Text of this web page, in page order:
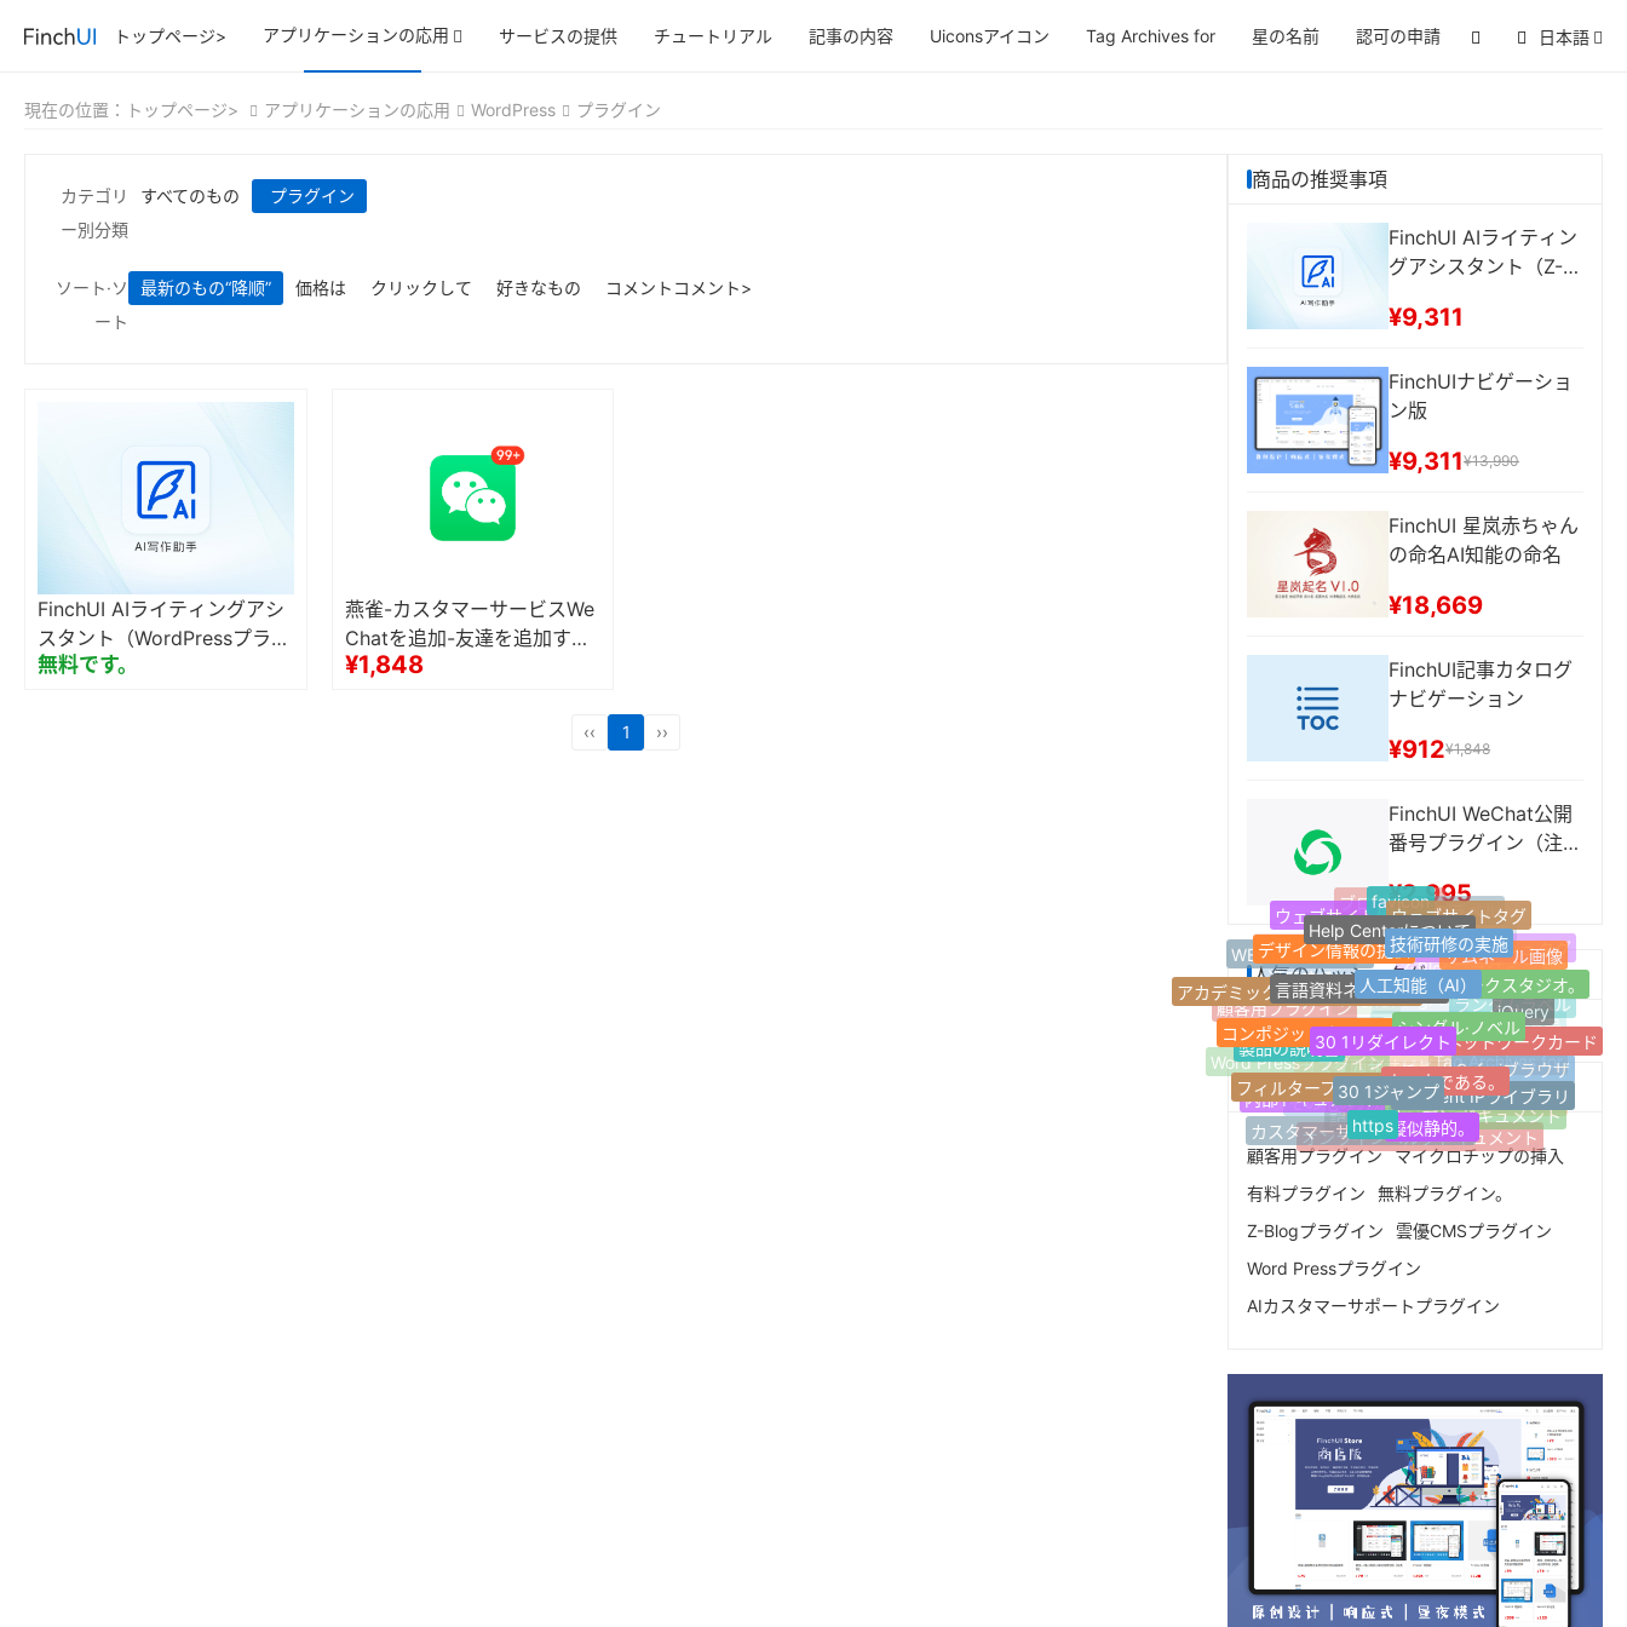
トップページ> アプリケーションの応用 サービスの提供 チュートリアル 記事の内容 Uiconsアイコン Tag Archives for 星の名前 認可の申請 日本語
現在の位置： トップページ> アプリケーションの応用 WordPress プラグイン
カテゴリ
ー別分類
すべてのもの プラグイン
ソート·ソ
ート
最新のもの“降顺” 価格は クリックして 好きなもの コメントコメント>
FinchUI AIライティングアシ
スタント（WordPressプラグ
イン）マルチサイト一斉送信
無料です。
燕雀-カスタマーサービスWe
Chatを追加-友達を追加する
ために常にプロンプト【Wor
¥1,848
‹‹ 1 ››
商品の推奨事項
FinchUI AIライティン
グアシスタント（Z-Bl
¥9,311
FinchUIナビゲーショ
ン版
¥9,311¥13,990
FinchUI 星岚赤ちゃん
の命名AI知能の命名
¥18,669
FinchUI記事カタログ
ナビゲーション
¥912¥1,848
FinchUI WeChat公開
番号プラグイン（注目
し、公開番号ドラフト
ボックスに記事を同
期、自動返信などの機
能）
¥2,995
人気のハッシュタグ
Z-blogPHP
FinchUI
ウェブサイトナビゲーション
1ページのウェブサイト
Z-Blogプラグイン
マイクロパブリック番号
開発サービスの開発
カスタムサービス
応答性が高い。
適応する。
Jquery
ブログサイト最新のラベル
人気のハッシュタグ
ランダムラベル
Tag Archives for
AIライティングアシスタント
記事複数選択分類
その他の分類
Word Pressプラグイン
顧客用プラグイン
WEB引越しサイト
ウェブサイト情報
favicon
ウェブサイトタグ
サムネール画像
jQuery
Safariブラウザ
オープン·ドキュメント
オンラインヘルプドキュメント
カスタマーサービスセンター
内部ドキュメント
製品の説明書
アカデミック·ディスカッション
デザイン情報の提供
Help Centerについて
技術研修の実施
ネットワークスタジオ。
個人ネットワークカード
Innocent IPライブラリ
擬似静的。
https
フィルターフィルターは
コンポジットネットワーク
言語資料ネットワーク
人工知能（AI）
シングル·ノベル
良い本である。
30 1ジャンプ
30 1リダイレクト
関連タグ
顧客用プラグイン マイクロチップの挿入
有料プラグイン
無料プラグイン。
Z-Blogプラグイン
雲優CMSプラグイン
Word Pressプラグイン
AIカスタマーサポートプラグイン